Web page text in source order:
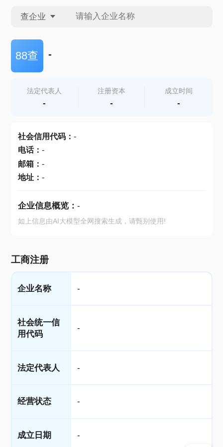
查企业
查企业
查产地
88查 -
法定代表人
-
注册资本
-
成立时间
-
社会信用代码： -
电话： -
邮箱： -
地址： -
企业信息概览： -
如上信息由AI大模型全网搜索生成，请甄别使用!
工商注册
企业名称 -
社会统一信
用代码
-
法定代表人 -
经营状态 -
成立日期 -